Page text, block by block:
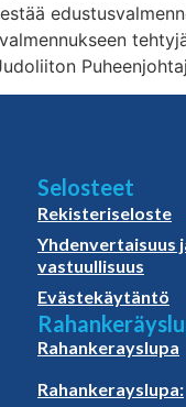
Selosteet
Rekisteriseloste
Yhdenvertaisuus
vastuullisuus
Evästekäytäntö
Rahankerayslupa
Rahankerayslupa: